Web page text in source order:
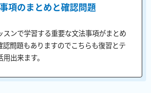
項のまとめと確認問題
スンで学習する重要な文法事項がまとめ
認問題もありますのでこちらも復習とテ
出来ます。